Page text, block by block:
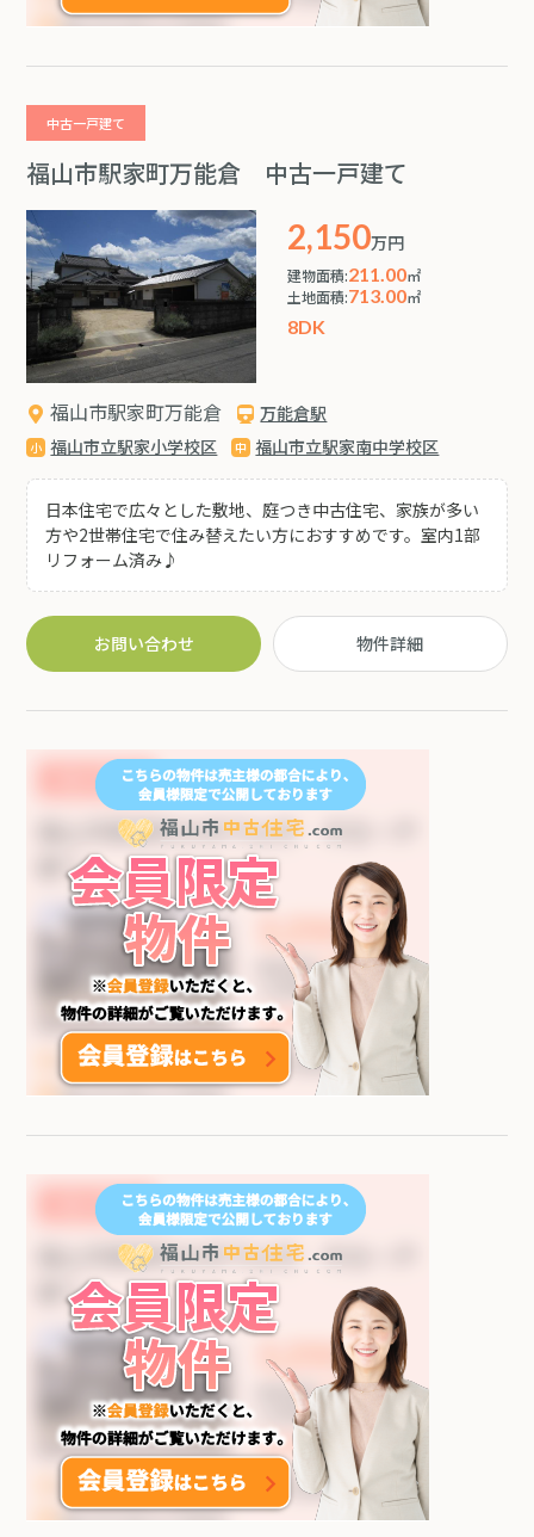
中古一戸建て
福山市駅家町万能倉 中古一戸建て
2,150万円
建物面積:211.00㎡
土地面積:713.00㎡
8DK
福山市駅家町万能倉
万能倉駅
福山市立駅家小学校区
福山市立駅家南中学校区
日本住宅で広々とした敷地、庭つき中古住宅、家族が多い
方や2世帯住宅で住み替えたい方におすすめです。室内1部
リフォーム済み♪
お問い合わせ 物件詳細